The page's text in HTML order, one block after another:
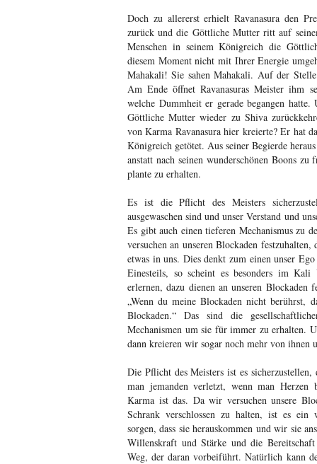
Doch zu allererst erhielt Ravanasura den
zurück und die Göttliche Mutter ritt auf
Menschen in seinem Königreich die
diesem Moment nicht mit Ihrer Energie
Mahakali! Sie sahen Mahakali. Auf der
Am Ende öffnet Ravanasuras Meister ihm
welche Dummheit er gerade begangen
Göttliche Mutter wieder zu Shiva
von Karma Ravanasura hier kreierte? Er hat
Königreich getötet. Aus seiner Begierde
anstatt nach seinen wunderschönen Boons
plante zu erhalten.
Es ist die Pflicht des Meisters
ausgewaschen sind und unser Verstand und
Es gibt auch einen tieferen Mechanismus zu
versuchen an unseren Blockaden
etwas in uns. Dies denkt zum einen unser
Einesteils, so scheint es besonders im
erlernen, dazu dienen an unseren Blockaden
„Wenn du meine Blockaden nicht berührst,
Blockaden.“ Das sind die
Mechanismen um sie für immer zu erhalten.
dann kreieren wir sogar noch mehr von ihnen
Die Pflicht des Meisters ist es sicherzustellen,
man jemanden verletzt, wenn man
Karma ist das. Da wir versuchen unsere
Schrank verschlossen zu halten, ist es ein
sorgen, dass sie herauskommen und wir sie
Willenskraft und Stärke und die
Weg, der daran vorbeiführt. Natürlich kann